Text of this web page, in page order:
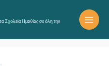
Σχολεία Ημαθίας σε όλη την